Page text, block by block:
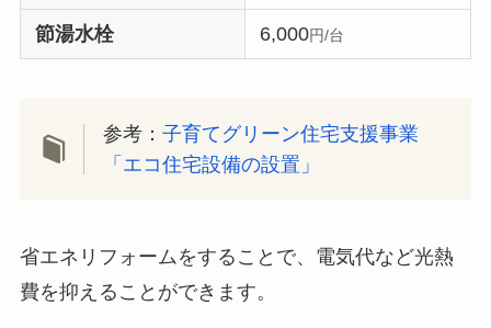
節湯水栓 6,000円/台
参考：子育てグリーン住宅支援事業
「エコ住宅設備の設置」
省エネリフォームをすることで、電気代など光熱
費を抑えることができます。